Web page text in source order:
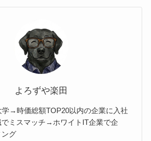
よろずや楽田
学→時価総額TOP20以内の企業に入社
ミスマッチ→ホワイトIT企業で企
グ